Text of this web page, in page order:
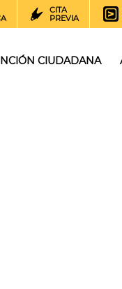
CITA
PREVIA
CIUDADANA